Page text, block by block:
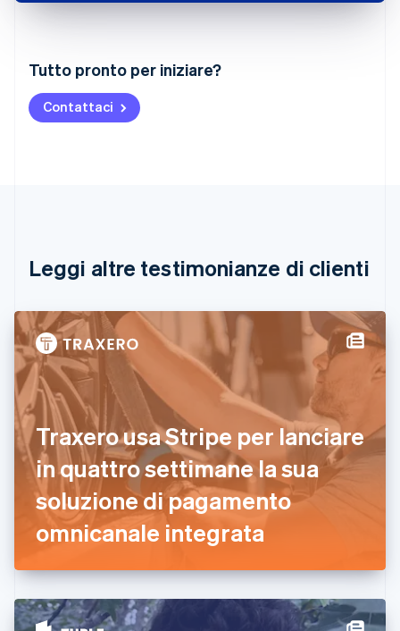
Tutto pronto per iniziare?
Contattaci
Leggi altre testimonianze di clienti
Traxero usa Stripe per lanciare
in quattro settimane la sua
soluzione di pagamento
omnicanale integrata
Australia
English
Austria
DeutschEnglish
English Français
Cina continentale
Cipro
English
Croazia
English
Danimarca
English
Emirati Arabi Uniti
English
Estonia
English
Finlandia
English Svenska
Francia
Germania
Giappone
日本語English